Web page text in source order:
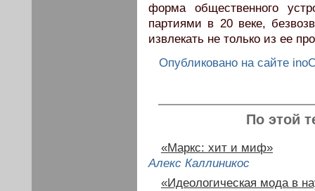
форма общественного
партиями в 20 веке,
извлекать не только из ее
Опубликовано на сайте
По этой
«Маркс: хит и миф»
Алекс Каллиникос
«Идеологическая мода в